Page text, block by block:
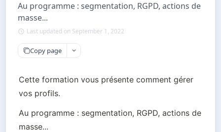
Au programme : segmentation, RGPD, actions de
masse...
Last updated on September 1, 2022
Copy page
Cette formation vous présente comment gérer
vos profils.
Au programme : segmentation, RGPD, actions de
masse...